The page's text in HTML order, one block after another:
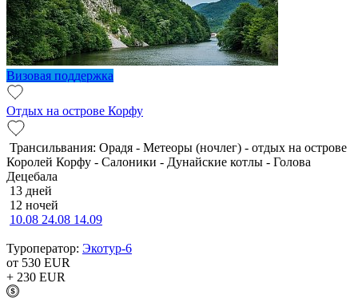
Визовая поддержка
Отдых на острове Корфу
Трансильвания: Орадя - Метеоры (ночлег) - отдых на острове
Королей Корфу - Салоники - Дунайские котлы - Голова
Децебала
13 дней
12 ночей
10.08 24.08 14.09
Туроператор: Экотур-6
от 530 EUR
+ 230 EUR